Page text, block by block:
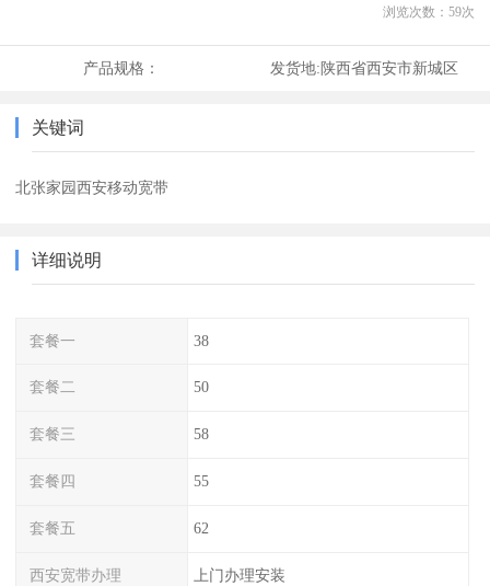
浏览次数： 59次
产品规格： 发货地:陕西省西安市新城区
关键词
北张家园西安移动宽带
详细说明
套餐一 38
套餐二 50
套餐三 58
套餐四 55
套餐五 62
西安宽带办理 上门办理安装